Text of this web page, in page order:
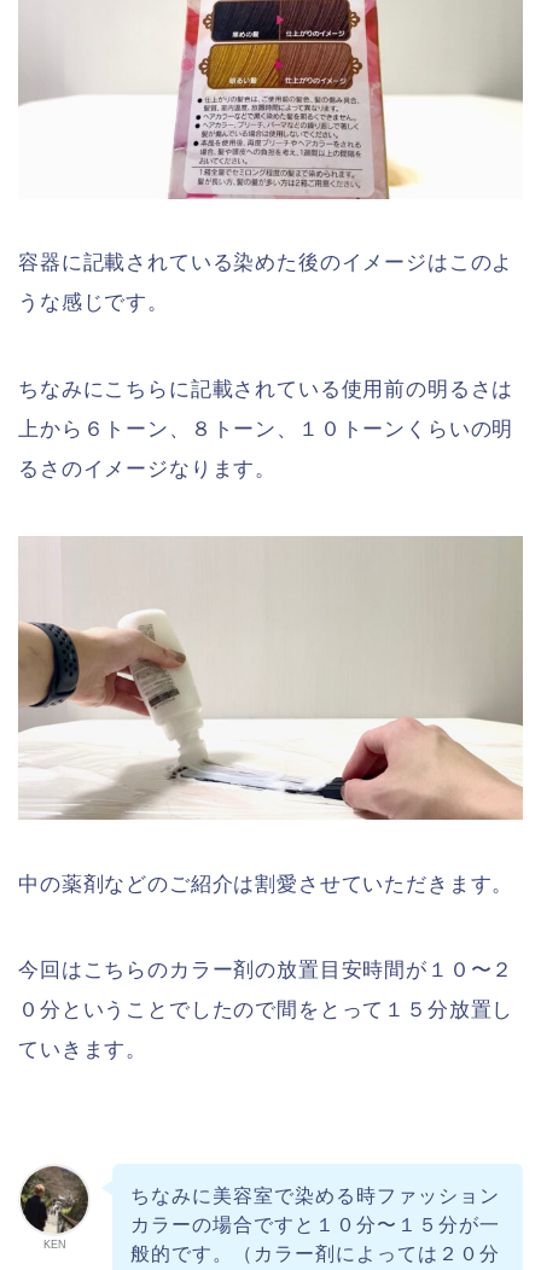
容器に記載されている染めた後のイメージはこのよ
うな感じです。
ちなみにこちらに記載されている使用前の明るさは
上から６トーン、８トーン、１０トーンくらいの明
るさのイメージなります。
中の薬剤などのご紹介は割愛させていただきます。
今回はこちらのカラー剤の放置目安時間が１０〜２
０分ということでしたので間をとって１５分放置し
ていきます。
KEN
ちなみに美容室で染める時ファッション
カラーの場合ですと１０分〜１５分が一
般的です。（カラー剤によっては２０分